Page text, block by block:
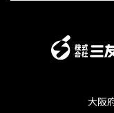
大阪